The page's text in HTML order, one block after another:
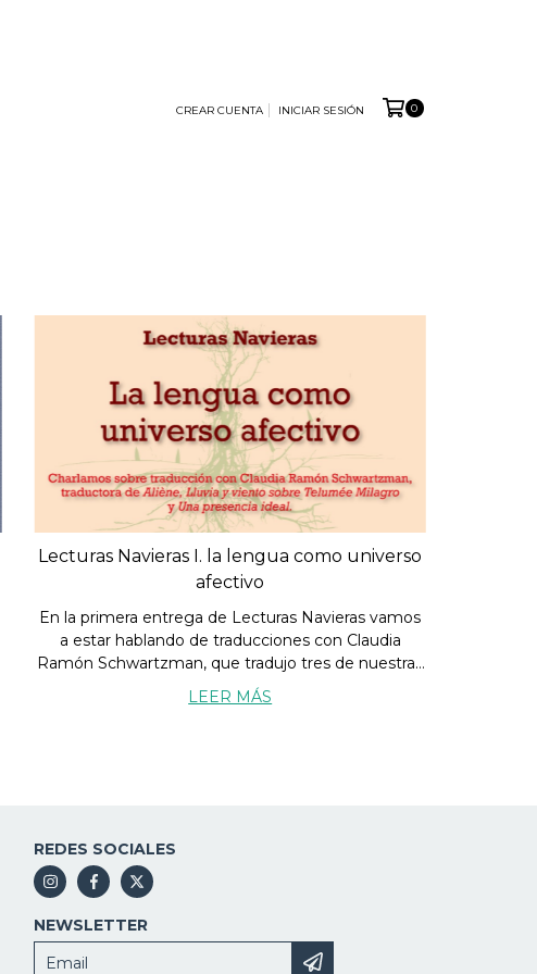
CREAR CUENTA INICIAR SESIÓN 0
Lecturas Navieras I. la lengua como universo
afectivo
En la primera entrega de Lecturas Navieras vamos
a estar hablando de traducciones con Claudia
Ramón Schwartzman, que tradujo tres de nuestras
novelas del francés: "Aliène", "Lluvia y viento sobre
Télumée Milagro" y "Una presencial ideal".
LEER MÁS
REDES SOCIALES
NEWSLETTER